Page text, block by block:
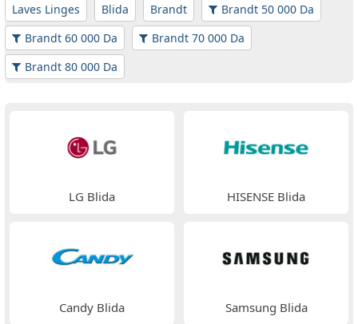
Laves Linges Blida Brandt
Brandt 50 000 Da
Brandt 60 000 Da
Brandt 70 000 Da
Brandt 80 000 Da
LG Blida HISENSE Blida
Candy Blida Samsung Blida